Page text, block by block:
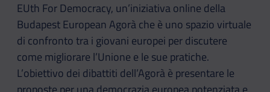
EUth For Democracy, un’iniziativa online della
Budapest European Agorà che è uno spazio virtuale
di confronto tra i giovani europei per discutere
come migliorare l’Unione e le sue pratiche.
L’obiettivo dei dibattiti dell’Agorà è presentare le